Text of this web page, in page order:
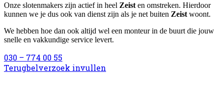
Onze slotenmakers zijn actief in heel Zeist en omstreken. Hierdoor
kunnen we je dus ook van dienst zijn als je net buiten Zeist woont.
We hebben hoe dan ook altijd wel een monteur in de buurt die jouw
snelle en vakkundige service levert.
030 – 774 00 55
Terugbelverzoek invullen